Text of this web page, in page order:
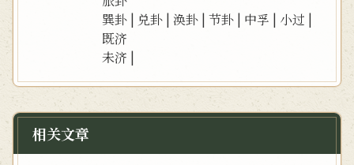
巽卦 | 兑卦 |涣卦 |节卦 | 中孚 | 小过 |
既济
未济 |
相关文章